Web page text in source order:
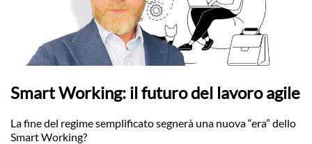
Smart Working: il futuro del lavoro agile
La fine del regime semplificato segnerà una nuova “era” dello
Smart Working?